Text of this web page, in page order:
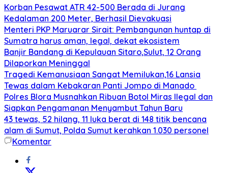
Korban Pesawat ATR 42-500 Berada di Jurang
Kedalaman 200 Meter, Berhasil Dievakuasi
Menteri PKP Maruarar Sirait: Pembangunan huntap di
Sumatra harus aman, legal, dekat ekosistem
Banjir Bandang di Kepulauan Sitaro,Sulut, 12 Orang
Dilaporkan Meninggal
Tragedi Kemanusiaan Sangat Memilukan,16 Lansia
Tewas dalam Kebakaran Panti Jompo di Manado
Polres Blora Musnahkan Ribuan Botol Miras Ilegal dan
Siapkan Pengamanan Menyambut Tahun Baru
43 tewas, 52 hilang, 11 luka berat di 148 titik bencana
alam di Sumut, Polda Sumut kerahkan 1.030 personel
Komentar